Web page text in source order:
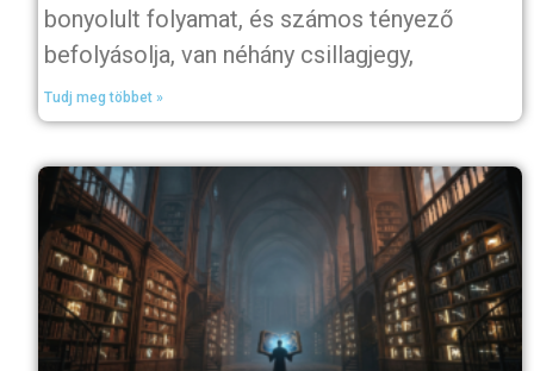
bonyolult folyamat, és számos tényező
befolyásolja, van néhány csillagjegy,
Tudj meg többet »